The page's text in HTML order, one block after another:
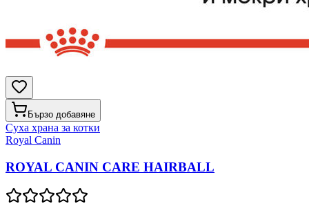
Бързо добавяне
Суха храна за котки
Royal Canin
ROYAL CANIN CARE HAIRBALL